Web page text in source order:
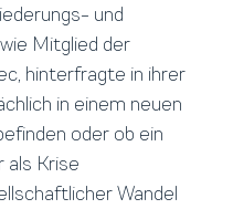
und
Mitglied der
hinterfragte in ihrer
in einem neuen
oder ob ein
als Krise
Wandel